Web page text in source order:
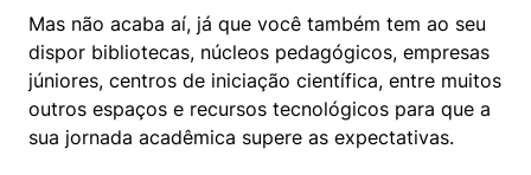
Mas não acaba aí, já que você também tem ao seu
dispor bibliotecas, núcleos pedagógicos, empresas
júniores, centros de iniciação científica, entre muitos
outros espaços e recursos tecnológicos para que a
sua jornada acadêmica supere as expectativas.